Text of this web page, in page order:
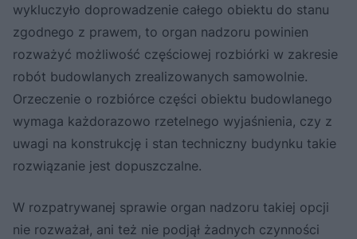
wykluczyło doprowadzenie całego obiektu do stanu
zgodnego z prawem, to organ nadzoru powinien
rozważyć możliwość częściowej rozbiórki w zakresie
robót budowlanych zrealizowanych samowolnie.
Orzeczenie o rozbiórce części obiektu budowlanego
wymaga każdorazowo rzetelnego wyjaśnienia, czy z
uwagi na konstrukcję i stan techniczny budynku takie
rozwiązanie jest dopuszczalne.
W rozpatrywanej sprawie organ nadzoru takiej opcji
nie rozważał, ani też nie podjął żadnych czynności